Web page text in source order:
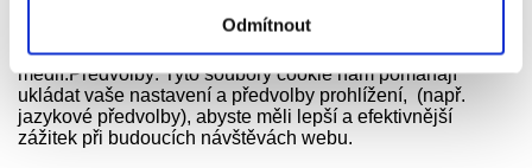
Odmítnout
patří vkládání obsahu, jako jsou videa, nebo sdílení
obsahu na webové stránky na platformách sociálních
médií.Předvolby: Tyto soubory cookie nám pomáhají
ukládat vaše nastavení a předvolby prohlížení, (např.
jazykové předvolby), abyste měli lepší a efektivnější
zážitek při budoucích návštěvách webu.